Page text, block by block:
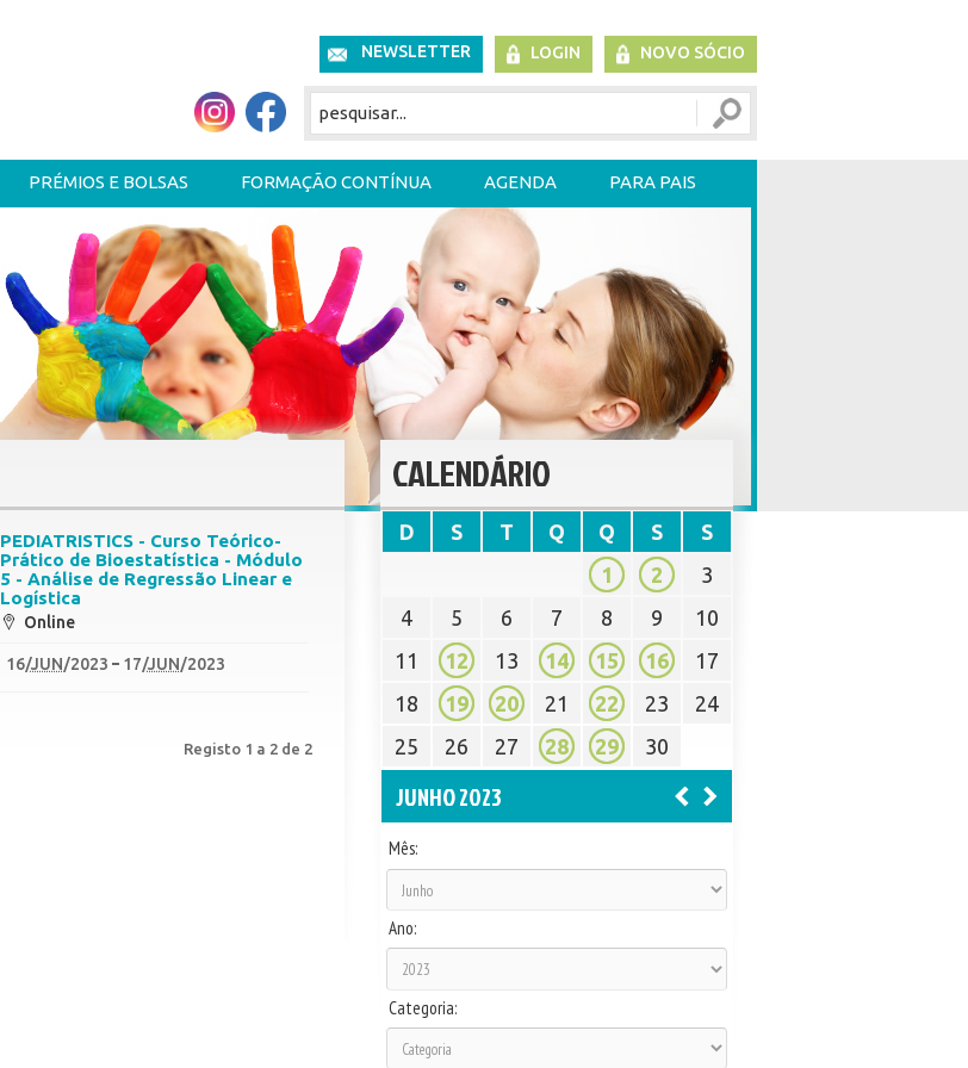
NEWSLETTER LOGIN NOVO SÓCIO
PRÉMIOS E BOLSAS FORMAÇÃO CONTÍNUA AGENDA PARA PAIS
PEDIATRISTICS - Curso Teórico-
Prático de Bioestatística - Módulo
5 - Análise de Regressão Linear e
Logística
Online
16/JUN/2023 17/JUN/2023
Registo 1 a 2 de 2
CALENDÁRIO
D S T Q Q S
S
1
2
3
4
5 6 7 8 9
10
11
12 13 14 15 16
17
18
19 20 21 22 23
24
25
26 27 28 29 30
JUNHO 2023
Mês:
Ano:
Categoria: